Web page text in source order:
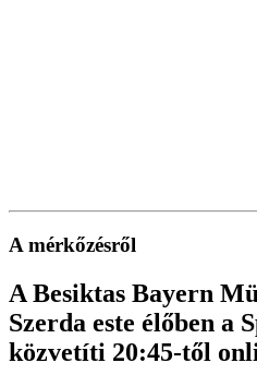
A mérkőzésről
A Besiktas Bayern
Szerda este élőben a
közvetíti 20:45-től